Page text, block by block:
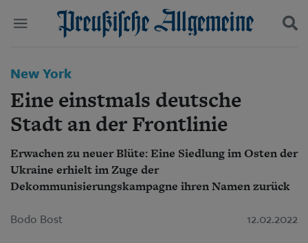
Wirtschaft
Panorama
Gesellschaft
Leben
Geschichte
Ostpreußen
Pommern
Suchen und finden
New York
Eine einstmals deutsche
Stadt an der Frontlinie
Erwachen zu neuer Blüte: Eine Siedlung im Osten der
Ukraine erhielt im Zuge der
Dekommunisierungskampagne ihren Namen zurück
Bodo Bost 12.02.2022